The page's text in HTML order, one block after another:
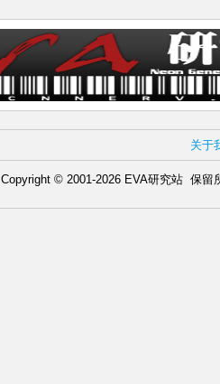
关于
Copyright © 2001-2026 EVA研究站 保